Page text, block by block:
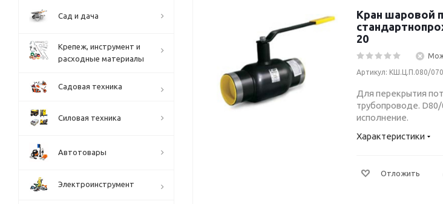
Кран шаровой
20
Артикул: КШ.Ц.П.080/
Для перекрытия
трубопроводе.
исполнение.
Характеристики
Отложить
Сад и дача
Крепеж, инструмент и
расходные материалы
Садовая техника
Силовая техника
Автотовары
Электроинструмент